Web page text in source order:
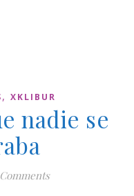
, XKLIBUR
nadie se